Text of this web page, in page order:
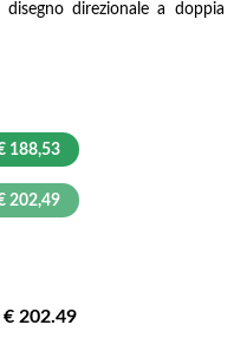
direzionale a doppia
188,53
202,49
€ 202.49